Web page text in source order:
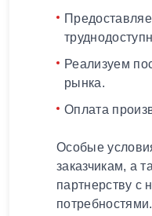
Реализуем
рынка.
Оплата
Особые
заказчикам, а
партнерству с
потребностями.